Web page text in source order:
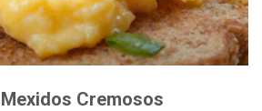
Cremosos